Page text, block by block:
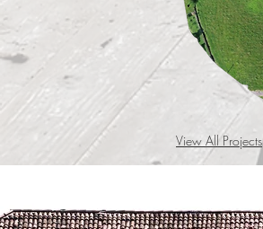
View All Projects